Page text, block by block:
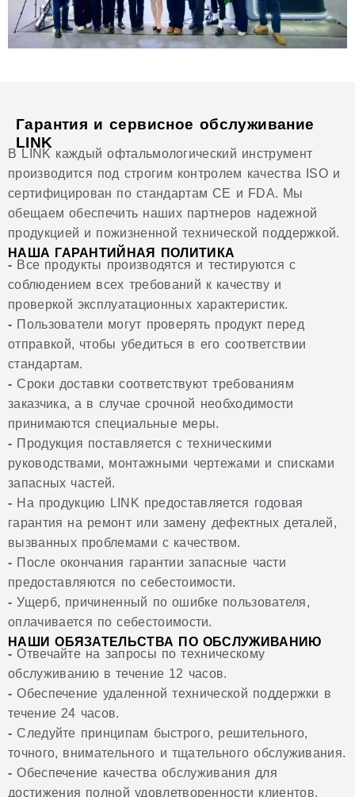
Гарантия и сервисное обслуживание
LINK
В LINK каждый офтальмологический инструмент
производится под строгим контролем качества ISO и
сертифицирован по стандартам CE и FDA. Мы
обещаем обеспечить наших партнеров надежной
продукцией и пожизненной технической поддержкой.
НАША ГАРАНТИЙНАЯ ПОЛИТИКА
- Все продукты производятся и тестируются с
соблюдением всех требований к качеству и
проверкой эксплуатационных характеристик.
- Пользователи могут проверять продукт перед
отправкой, чтобы убедиться в его соответствии
стандартам.
-Сроки доставки соответствуют требованиям
заказчика, а в случае срочной необходимости
принимаются специальные меры.
- Продукция поставляется с техническими
руководствами, монтажными чертежами и списками
запасных частей.
- На продукцию LINK предоставляется годовая
гарантия на ремонт или замену дефектных деталей,
вызванных проблемами с качеством.
- После окончания гарантии запасные части
предоставляются по себестоимости.
-Ущерб, причиненный по ошибке пользователя,
оплачивается по себестоимости.
НАШИ ОБЯЗАТЕЛЬСТВА ПО ОБСЛУЖИВАНИЮ
-Отвечайте на запросы по техническому
обслуживанию в течение 12 часов.
-Обеспечение удаленной технической поддержки в
течение 24 часов.
-Следуйте принципам быстрого, решительного,
точного, внимательного и тщательного обслуживания.
-Обеспечение качества обслуживания для
достижения полной удовлетворенности клиентов.